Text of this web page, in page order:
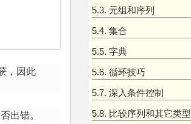
，因此
出错。
5.3. 元组和序列
5.4. 集合
5.5. 字典
5.6. 循环技巧
5.7. 深入条件控制
5.8. 比较序列和其它类型